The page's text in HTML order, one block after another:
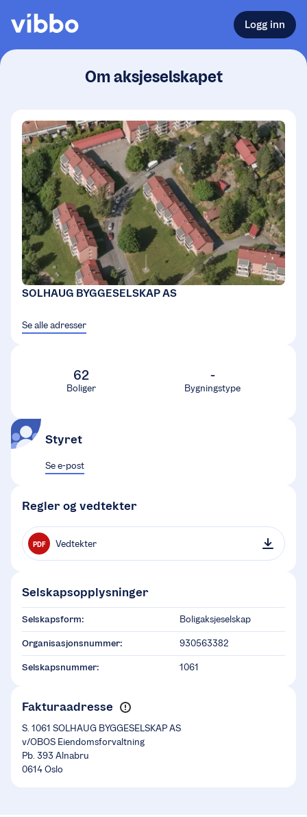
Logg inn
Om aksjeselskapet
SOLHAUG BYGGESELSKAP AS
Se alle adresser
62
Boliger
-
Bygningstype
Styret
Se e-post
Regler og vedtekter
PDF Vedtekter
Selskapsopplysninger
Selskapsform: Boligaksjeselskap
Organisasjonsnummer: 930563382
Selskapsnummer: 1061
Fakturaadresse
S. 1061 SOLHAUG BYGGESELSKAP AS
v/OBOS Eiendomsforvaltning
Pb. 393 Alnabru
0614 Oslo